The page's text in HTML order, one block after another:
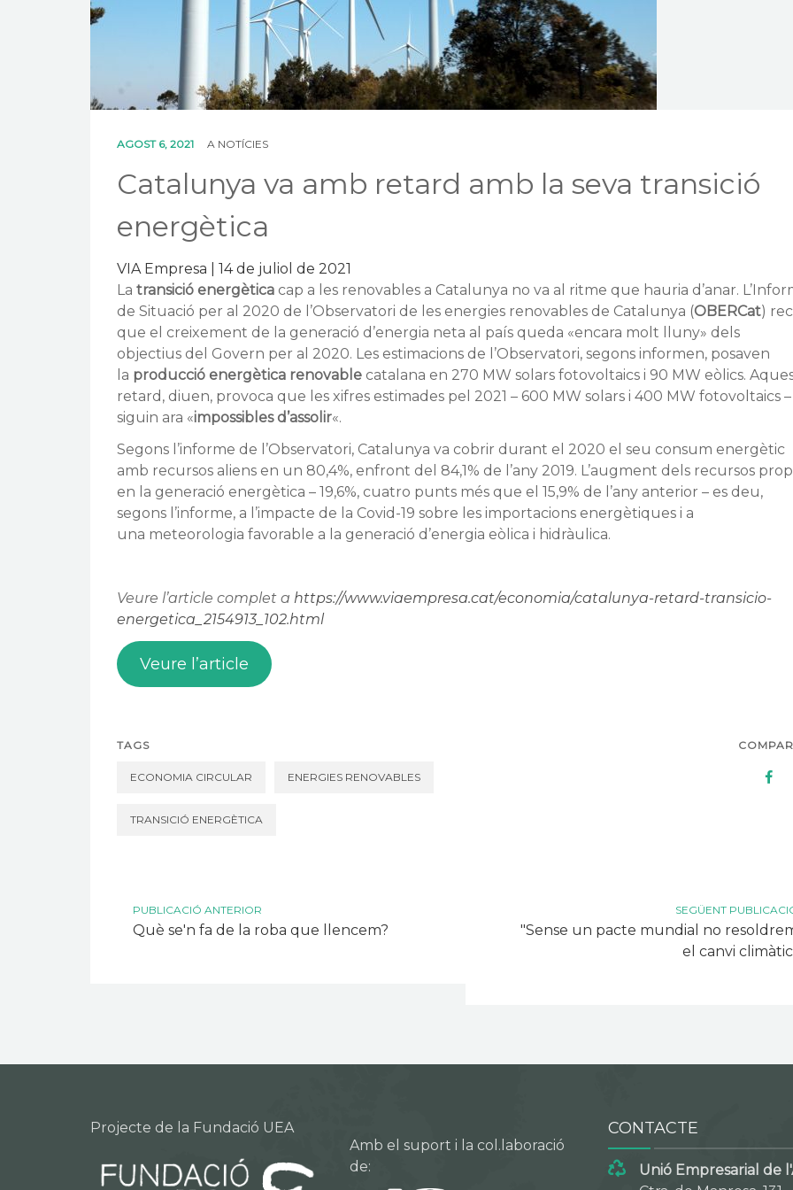
AGOST 6, 2021 A NOTÍCIES
Catalunya va amb retard amb la seva transició
energètica
VIA Empresa | 14 de juliol de 2021
La transició energètica cap a les renovables a Catalunya no va al ritme que hauria d’anar.
de Situació per al 2020 de l’Observatori de les energies renovables de Catalunya (OBERCat)
que el creixement de la generació d’energia neta al país queda «encara molt lluny» dels
objectius del Govern per al 2020. Les estimacions de l’Observatori, segons informen, posaven
la producció energètica renovable catalana en 270 MW solars fotovoltaics i 90 MW eòlics.
retard, diuen, provoca que les xifres estimades pel 2021 – 600 MW solars i 400 MW fotovoltaics –
siguin ara «impossibles d’assolir«.
Segons l’informe de l’Observatori, Catalunya va cobrir durant el 2020 el seu consum energètic
amb recursos aliens en un 80,4%, enfront del 84,1% de l’any 2019. L’augment dels recursos
en la generació energètica – 19,6%, cuatro punts més que el 15,9% de l’any anterior – es deu,
segons l’informe, a l’impacte de la Covid-19 sobre les importacions energètiques i a
una meteorologia favorable a la generació d’energia eòlica i hidràulica.
Veure l’article complet a https://www.viaempresa.cat/economia/catalunya-retard-transicio-
energetica_2154913_102.html
Veure l’article
TAGS
ECONOMIA CIRCULAR ENERGIES RENOVABLES
TRANSICIÓ ENERGÈTICA
PUBLICACIÓ ANTERIOR
Què se'n fa de la roba que llencem?
SEGÜENT
"Sense un pacte mundial no
el canvi
Projecte de la Fundació UEA
Amb el suport i la col.laboració
de:
CONTACTE
Unió Empresarial de